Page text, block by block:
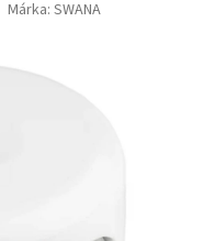
Márka: SWANA